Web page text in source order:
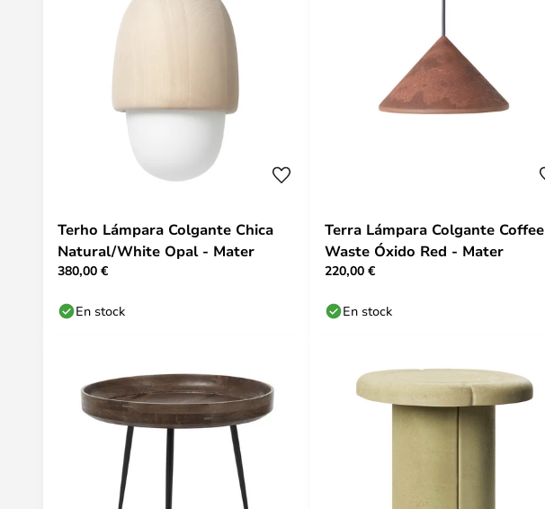
Terho Lámpara Colgante Chica
Natural/White Opal - Mater
380,00 €
En stock
Terra Lámpara Colgante Coffee
Waste Óxido Red - Mater
220,00 €
En stock